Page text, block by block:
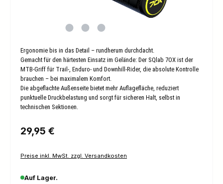
Ergonomie bis in das Detail – rundherum durchdacht.
Gemacht für den härtesten Einsatz im Gelände: Der SQlab 7OX ist der
MTB-Griff für Trail-, Enduro- und Downhill-Rider, die absolute Kontrolle
brauchen – bei maximalem Komfort.
Die abgeflachte Außenseite bietet mehr Auflagefläche, reduziert
punktuelle Druckbelastung und sorgt für sicheren Halt, selbst in
technischen Sektionen.
Regulärer Preis:
29,95 €
Preise inkl. MwSt. zzgl. Versandkosten
Auf Lager.